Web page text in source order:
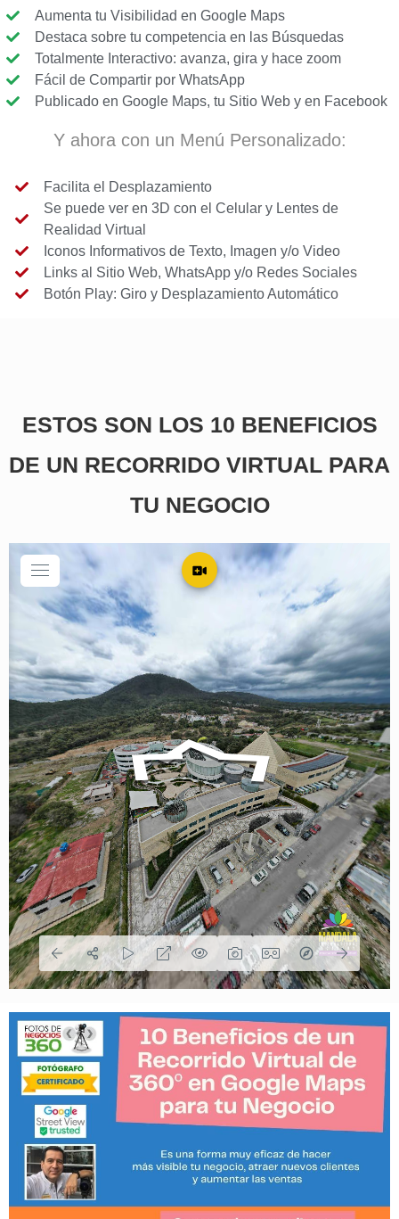
Aumenta tu Visibilidad en Google Maps
Destaca sobre tu competencia en las Búsquedas
Totalmente Interactivo: avanza, gira y hace zoom
Fácil de Compartir por WhatsApp
Publicado en Google Maps, tu Sitio Web y en Facebook
Y ahora con un Menú Personalizado:
Facilita el Desplazamiento
Se puede ver en 3D con el Celular y Lentes de
Realidad Virtual
Iconos Informativos de Texto, Imagen y/o Video
Links al Sitio Web, WhatsApp y/o Redes Sociales
Botón Play: Giro y Desplazamiento Automático
ESTOS SON LOS 10 BENEFICIOS
DE UN RECORRIDO VIRTUAL PARA
TU NEGOCIO